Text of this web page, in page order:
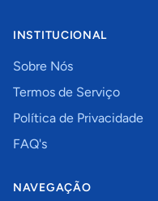
INSTITUCIONAL
Sobre Nós
Termos de Serviço
Política de Privacidade
FAQ's
NAVEGAÇÃO